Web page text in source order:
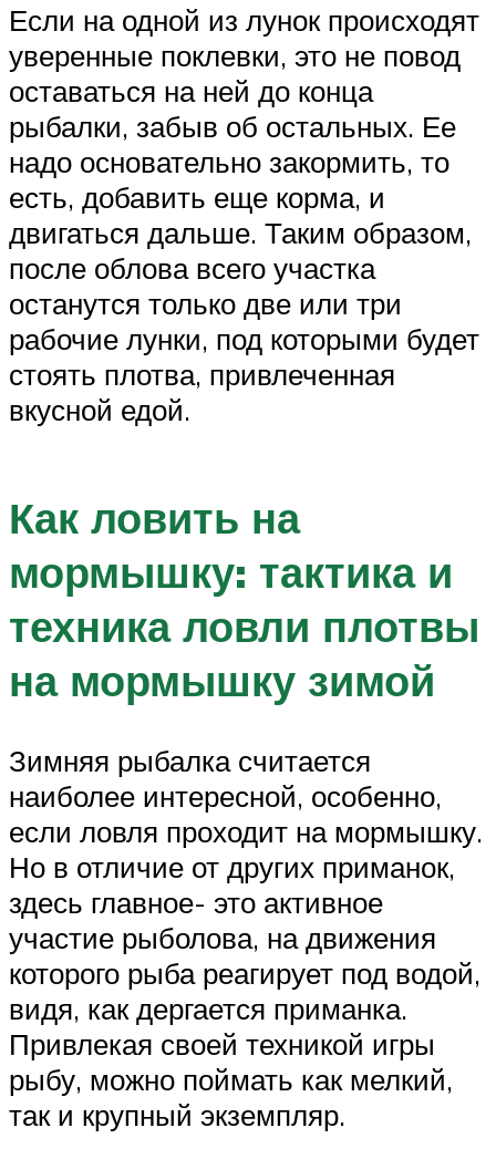
Если на одной из лунок происходят
уверенные поклевки, это не повод
оставаться на ней до конца
рыбалки, забыв об остальных. Ее
надо основательно закормить, то
есть, добавить еще корма, и
двигаться дальше. Таким образом,
после облова всего участка
останутся только две или три
рабочие лунки, под которыми будет
стоять плотва, привлеченная
вкусной едой.
Как ловить на
мормышку: тактика и
техника ловли плотвы
на мормышку зимой
Зимняя рыбалка считается
наиболее интересной, особенно,
если ловля проходит на мормышку.
Но в отличие от других приманок,
здесь главное- это активное
участие рыболова, на движения
которого рыба реагирует под водой,
видя, как дергается приманка.
Привлекая своей техникой игры
рыбу, можно поймать как мелкий,
так и крупный экземпляр.